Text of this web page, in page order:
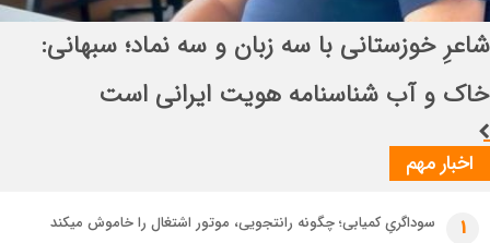
تسهیل تردد زائران؛ احتمال تداوم رایگان بودن مترو تهران تا پایان اربعین
3 هفته قبل
شاعرِ خوزستانی با سه زبان و سه نماد؛ سبهانی: خاک و آب شناسنامه هویت
ایرانی است
اباصالح المهدی (عج)
اخبار مهم
1 سوداگریِ کمیابی؛ چگونه رانتجویی، موتور اشتغال را خاموش میکند